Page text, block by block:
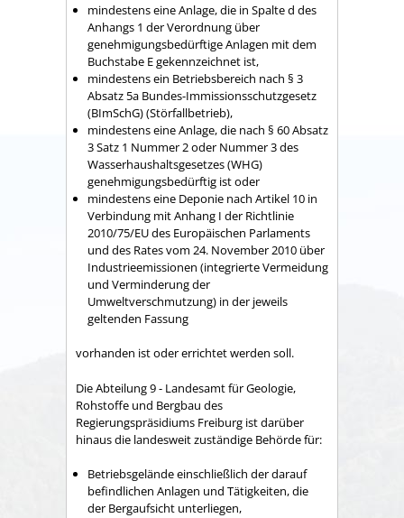
mindestens eine Anlage, die in Spalte d des
Anhangs 1 der Verordnung über
genehmigungsbedürftige Anlagen mit dem
Buchstabe E gekennzeichnet ist,
mindestens ein Betriebsbereich nach § 3
Absatz 5a Bundes-Immissionsschutzgesetz
(BImSchG) (Störfallbetrieb),
mindestens eine Anlage, die nach § 60 Absatz
3 Satz 1 Nummer 2 oder Nummer 3 des
Wasserhaushaltsgesetzes (WHG)
genehmigungsbedürftig ist oder
mindestens eine Deponie nach Artikel 10 in
Verbindung mit Anhang I der Richtlinie
2010/75/EU des Europäischen Parlaments
und des Rates vom 24. November 2010 über
Industrieemissionen (integrierte Vermeidung
und Verminderung der
Umweltverschmutzung) in der jeweils
geltenden Fassung
vorhanden ist oder errichtet werden soll.
Die Abteilung 9 - Landesamt für Geologie,
Rohstoffe und Bergbau des
Regierungspräsidiums Freiburg ist darüber
hinaus die landesweit zuständige Behörde für:
Betriebsgelände einschließlich der darauf
befindlichen Anlagen und Tätigkeiten, die
der Bergaufsicht unterliegen,